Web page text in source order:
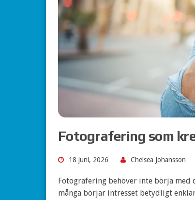
Fotografering som
18 juni, 2026 Chelsea Johansson
Fotografering behöver inte börja
många börjar intresset betydligt